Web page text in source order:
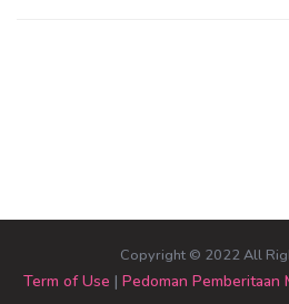
Copyright © 2022 All
Term of Use | Pedoman Pemberitaan